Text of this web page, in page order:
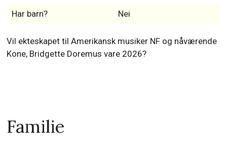
Har barn? Nei
Vil ekteskapet til Amerikansk musiker NF og nåværende
Kone, Bridgette Doremus vare 2026?
Familie